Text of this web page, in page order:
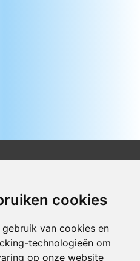
cookies
gebruik van cookies en
technologieën om
op onze website